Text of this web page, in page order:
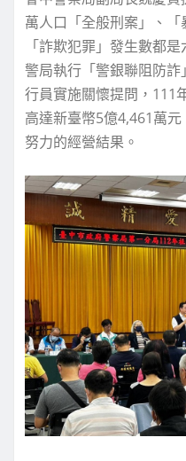
萬人口「全般刑案」、
「詐欺犯罪」發生數都
警局執行「警銀聯阻防
行員實施關懷提問，111
高達新臺幣5億4,461萬
努力的經營結果。